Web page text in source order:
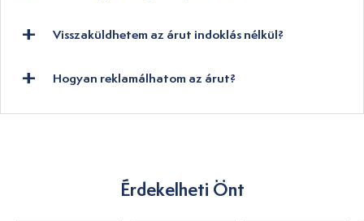
Visszaküldhetem az árut indoklás nélkül?
Hogyan reklamálhatom az árut?
Érdekelheti Önt